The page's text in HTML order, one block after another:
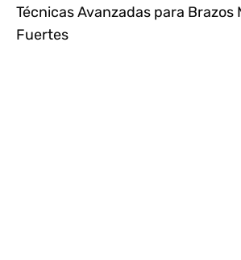
Técnicas Avanzadas para Brazos
Fuertes